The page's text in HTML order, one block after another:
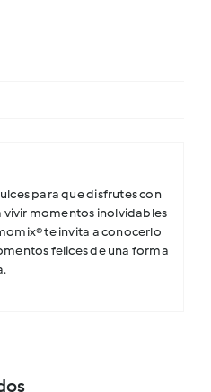
para que disfrutes con
vivir momentos inolvidables
te invita a conocerlo
felices de una forma